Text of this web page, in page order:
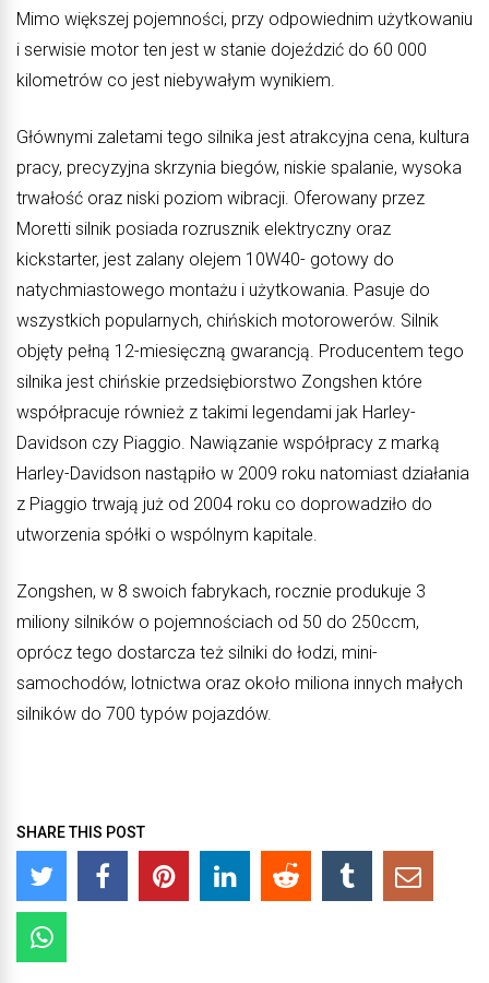
Mimo większej pojemności, przy odpowiednim użytkowaniu
i serwisie motor ten jest w stanie dojeździć do 60 000
kilometrów co jest niebywałym wynikiem.
Głównymi zaletami tego silnika jest atrakcyjna cena, kultura
pracy, precyzyjna skrzynia biegów, niskie spalanie, wysoka
trwałość oraz niski poziom wibracji. Oferowany przez
Moretti silnik posiada rozrusznik elektryczny oraz
kickstarter, jest zalany olejem 10W40- gotowy do
natychmiastowego montażu i użytkowania. Pasuje do
wszystkich popularnych, chińskich motorowerów. Silnik
objęty pełną 12-miesięczną gwarancją. Producentem tego
silnika jest chińskie przedsiębiorstwo Zongshen które
współpracuje również z takimi legendami jak Harley-
Davidson czy Piaggio. Nawiązanie współpracy z marką
Harley-Davidson nastąpiło w 2009 roku natomiast działania
z Piaggio trwają już od 2004 roku co doprowadziło do
utworzenia spółki o wspólnym kapitale.
Zongshen, w 8 swoich fabrykach, rocznie produkuje 3
miliony silników o pojemnościach od 50 do 250ccm,
oprócz tego dostarcza też silniki do łodzi, mini-
samochodów, lotnictwa oraz około miliona innych małych
silników do 700 typów pojazdów.
SHARE THIS POST